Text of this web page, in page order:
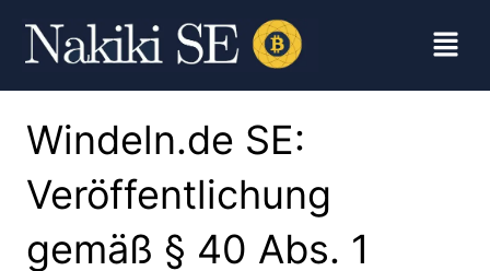
Windeln.de SE:
Veröffentlichung
gemäß § 40 Abs. 1